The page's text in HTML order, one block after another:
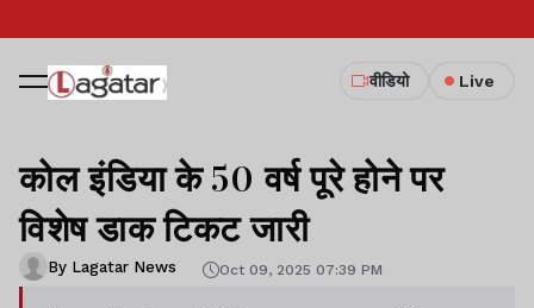
वीडियो Live
कोल इंडिया के 50 वर्ष पूरे होने पर
विशेष डाक टिकट जारी
By Lagatar News Oct 09, 2025 07:39 PM